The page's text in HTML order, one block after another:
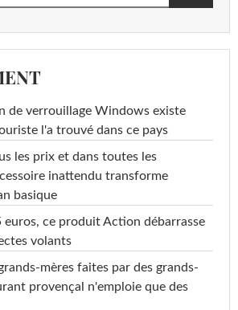
de verrouillage Windows existe
l'a trouvé dans ce pays
les prix et dans toutes les
inattendu transforme
basique
euros, ce produit Action débarrasse
volants
mères faites par des grands-
provençal n'emploie que des